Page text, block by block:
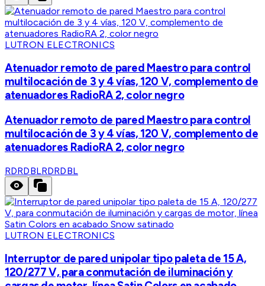
LUTRON ELECTRONICS
Atenuador remoto de pared Maestro para control
multilocación de 3 y 4 vías, 120 V, complemento de
atenuadores RadioRA 2, color negro
Atenuador remoto de pared Maestro para control
multilocación de 3 y 4 vías, 120 V, complemento de
atenuadores RadioRA 2, color negro
RDRDBLRDRDBL
LUTRON ELECTRONICS
Interruptor de pared unipolar tipo paleta de 15 A,
120/277 V, para conmutación de iluminación y